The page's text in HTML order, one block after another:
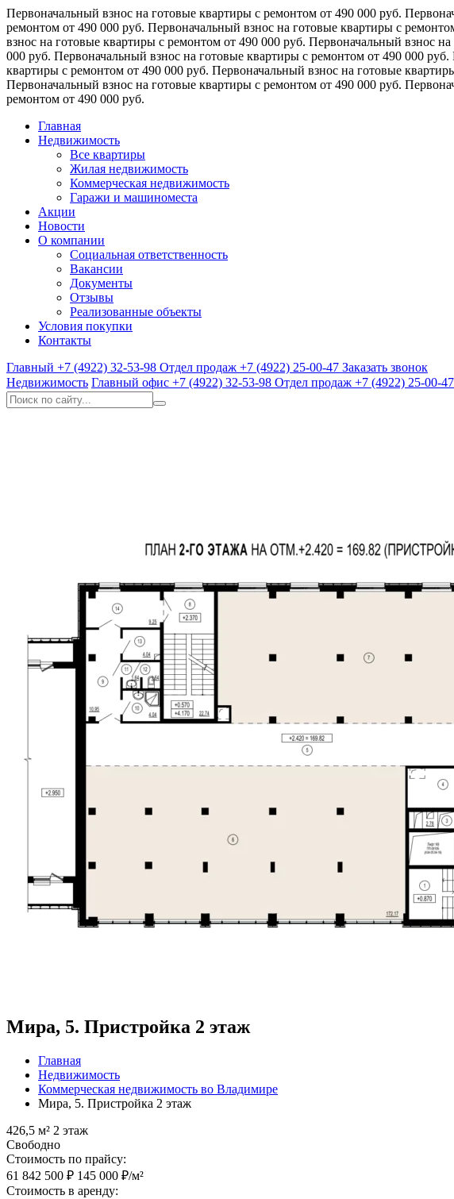
Первоначальный взнос на готовые квартиры с ремонтом от 490 000 руб.
ремонтом от 490 000 руб. Первоначальный взнос на готовые квартиры с
взнос на готовые квартиры с ремонтом от 490 000 руб. Первоначальный взнос
000 руб. Первоначальный взнос на готовые квартиры с ремонтом от 490 000 руб.
квартиры с ремонтом от 490 000 руб. Первоначальный взнос на готовые
Первоначальный взнос на готовые квартиры с ремонтом от 490 000 руб.
ремонтом от 490 000 руб.
Главная
Недвижимость
Все квартиры
Жилая недвижимость
Коммерческая недвижимость
Гаражи и машиноместа
Акции
Новости
О компании
Социальная ответственность
Вакансии
Документы
Отзывы
Реализованные объекты
Условия покупки
Контакты
Главный +7 (4922) 32-53-98 Отдел продаж +7 (4922) 25-00-47 Заказать звонок
Недвижимость Главный офис +7 (4922) 32-53-98 Отдел продаж +7 (4922) 25-00-47
Мира, 5. Пристройка 2 этаж
Главная
Недвижимость
Коммерческая недвижимость во Владимире
Мира, 5. Пристройка 2 этаж
426,5 м² 2 этаж
Свободно
Стоимость по прайсу:
61 842 500 ₽ 145 000 ₽/м²
Стоимость в аренду: